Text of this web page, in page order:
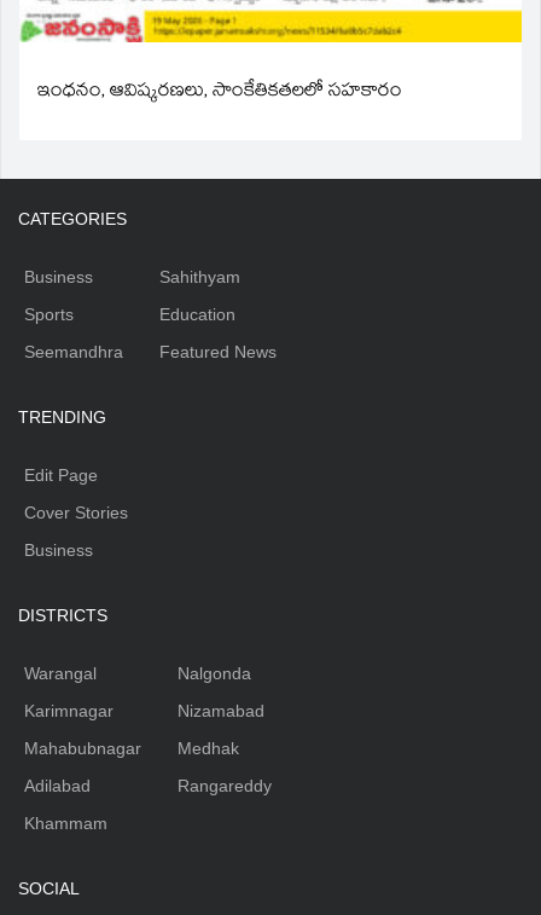
ఇంధనం, ఆవిష్కరణలు, సాంకేతికతలలో సహకారం
CATEGORIES
Business
Sports
Seemandhra
Sahithyam
Education
Featured News
TRENDING
Edit Page
Cover Stories
Business
DISTRICTS
Warangal
Karimnagar
Mahabubnagar
Adilabad
Khammam
Nalgonda
Nizamabad
Medhak
Rangareddy
SOCIAL